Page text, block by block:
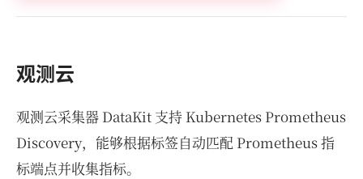
观测云
观测云采集器 DataKit 支持 Kubernetes Prometheus
Discovery，能够根据标签自动匹配 Prometheus 指
标端点并收集指标。